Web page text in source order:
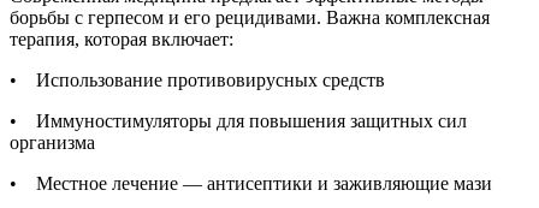
борьбы с герпесом и его рецидивами. Важна комплексная
терапия, которая включает:
• Использование противовирусных средств
• Иммуностимуляторы для повышения защитных сил
организма
• Местное лечение — антисептики и заживляющие мази